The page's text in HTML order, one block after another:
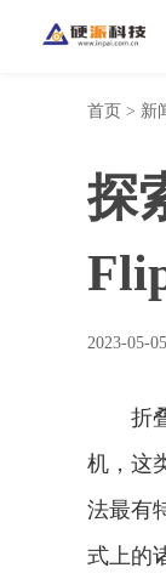
首页 > 新
探
2023-05-
折
机，这
法最有
式上的